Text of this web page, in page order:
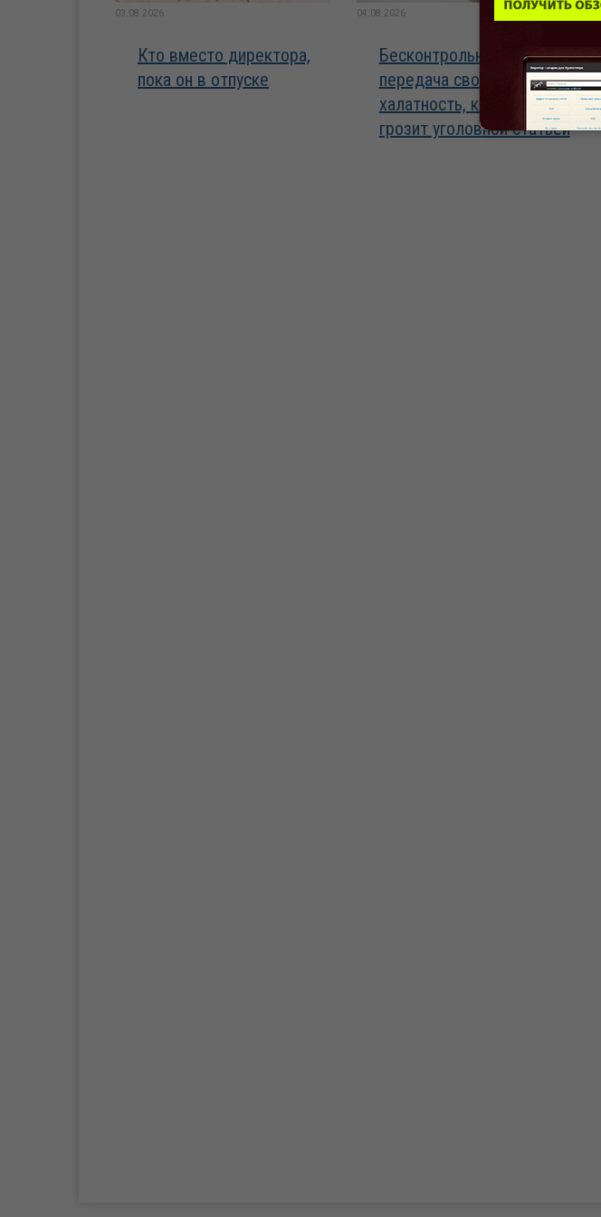
03.08.2026
Кто вместо директора,
пока он в отпуске
04.08.2026
Бесконтрольная
передача своей ЭЦП –
халатность, которая
грозит уголовной статьей